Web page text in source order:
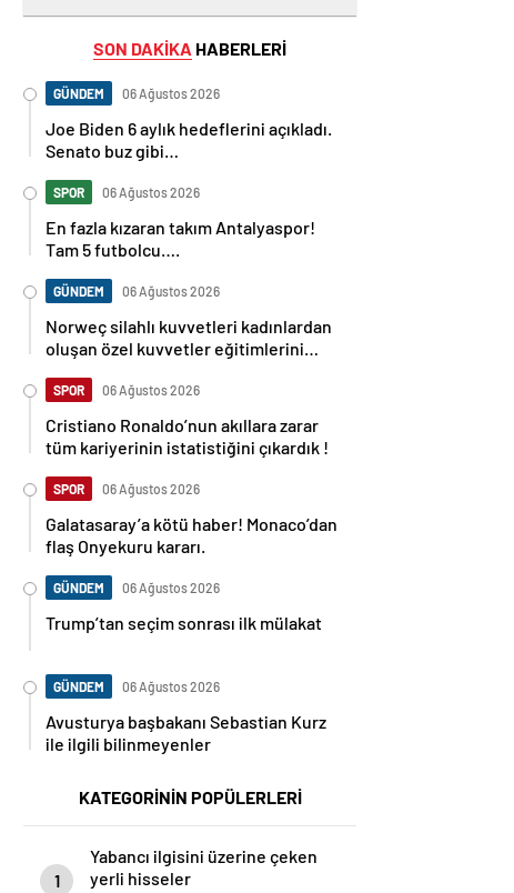
SON DAKİKA HABERLERİ
GÜNDEM 06 Ağustos 2026
Joe Biden 6 aylık hedeflerini açıkladı.
Senato buz gibi…
SPOR 06 Ağustos 2026
En fazla kızaran takım Antalyaspor!
Tam 5 futbolcu….
GÜNDEM 06 Ağustos 2026
Norweç silahlı kuvvetleri kadınlardan
oluşan özel kuvvetler eğitimlerini
SPOR 06 Ağustos 2026
Cristiano Ronaldo’nun akıllara zarar
tüm kariyerinin istatistiğini çıkardık !
SPOR 06 Ağustos 2026
Galatasaray’a kötü haber! Monaco’dan
flaş Onyekuru kararı.
GÜNDEM 06 Ağustos 2026
Trump’tan seçim sonrası ilk mülakat
GÜNDEM 06 Ağustos 2026
Avusturya başbakanı Sebastian Kurz
ile ilgili bilinmeyenler
KATEGORİNİN POPÜLERLERİ
1
Yabancı ilgisini üzerine çeken
yerli hisseler